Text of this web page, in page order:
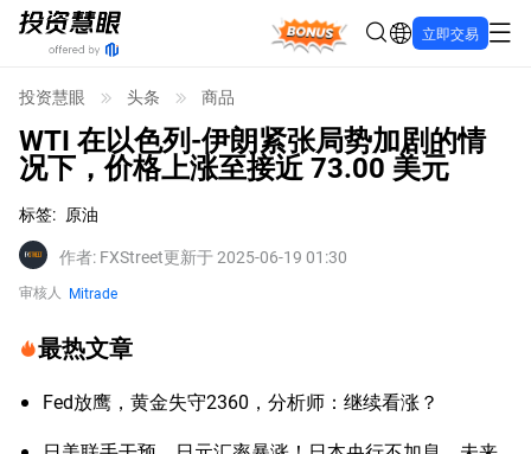
Bonus 立即交易
投资慧眼 头条 商品
WTI 在以色列-伊朗紧张局势加剧的情
况下，价格上涨至接近 73.00 美元
标签: 原油
作者: FXStreet更新于 2025-06-19 01:30
审核人 Mitrade
最热文章
Fed放鹰，黄金失守2360，分析师：继续看涨？